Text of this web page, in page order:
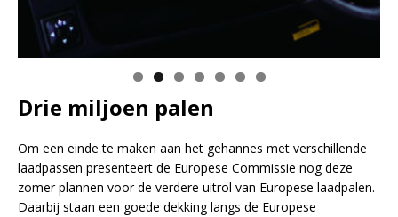
Drie miljoen palen
Om een einde te maken aan het gehannes met verschillende
laadpassen presenteert de Europese Commissie nog deze
zomer plannen voor de verdere uitrol van Europese laadpalen.
Daarbij staan een goede dekking langs de Europese